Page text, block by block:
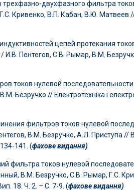
двухфазного фильтра
Кривенко, В.П. Кабан, В.Ю. Матвеев
цепей протекания
Пентегов, С.В. Рымар, В.М.
токов нулевой
Безручко // Електротехніка і
фильтров токов нулевой
В.М. Безручко, А.Л. Приступа //
141. (фахове видання)
фильтра токов нулевой
В.М. Безручко, С.В. Рымар, Г.С.
18. Ч. 2. – С. 7-9. (фахове видання)